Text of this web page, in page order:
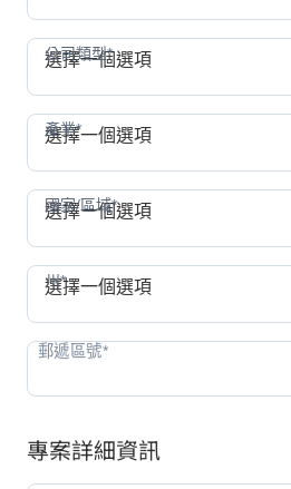
公司類型*
選擇一個選項
產業*
選擇一個選項
國家/區域*
選擇一個選項
州*
選擇一個選項
專案詳細資訊